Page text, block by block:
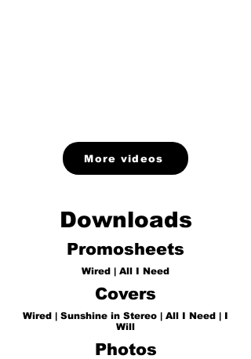
More videos
Downloads
Promosheets
Wired | All I Need
Covers
Wired | Sunshine in Stereo | All I Need | I
Will
Photos